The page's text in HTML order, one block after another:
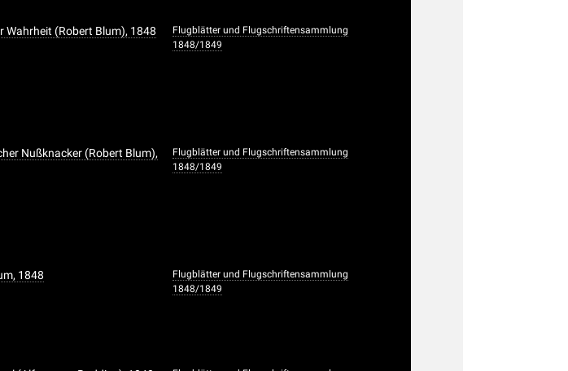
Wahrheit (Robert Blum), 1848
Flugblätter und Flugschriftensammlung
1848/1849
Nußknacker (Robert Blum),
Flugblätter und Flugschriftensammlung
1848/1849
1848
Flugblätter und Flugschriftensammlung
1848/1849